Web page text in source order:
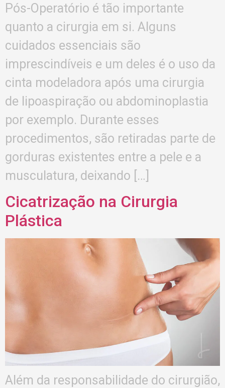
Pós-Operatório é tão importante
quanto a cirurgia em si. Alguns
cuidados essenciais são
imprescindíveis e um deles é o uso da
cinta modeladora após uma cirurgia
de lipoaspiração ou abdominoplastia
por exemplo. Durante esses
procedimentos, são retiradas parte de
gorduras existentes entre a pele e a
musculatura, deixando […]
Cicatrização na Cirurgia
Plástica
Além da responsabilidade do cirurgião,